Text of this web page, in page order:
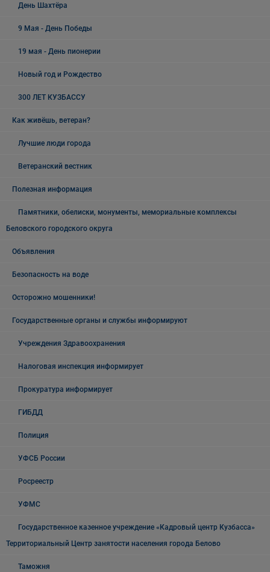
День Шахтёра
9 Мая - День Победы
19 мая - День пионерии
Новый год и Рождество
300 ЛЕТ КУЗБАССУ
Как живёшь, ветеран?
Лучшие люди города
Ветеранский вестник
Полезная информация
Памятники, обелиски, монументы, мемориальные комплексы
Беловского городского округа
Объявления
Безопасность на воде
Осторожно мошенники!
Государственные органы и службы информируют
Учреждения Здравоохранения
Налоговая инспекция информирует
Прокуратура информирует
ГИБДД
Полиция
УФСБ России
Росреестр
УФМС
Государственное казенное учреждение «Кадровый центр Кузбасса»
Территориальный Центр занятости населения города Белово
Таможня